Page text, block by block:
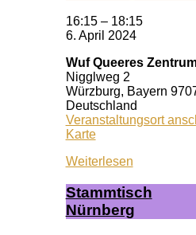
16:15 – 18:15
6. April 2024
Wuf Queeres
Nigglweg 2
Würzburg, Bayern
Deutschland
Veranstaltungsort
KarteWuf
Zentrum
Weiterlesen
Stamm­tisch
Nürn­berg